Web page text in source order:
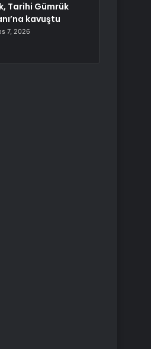
Tarihi Gümrük
kavuştu
7, 2026